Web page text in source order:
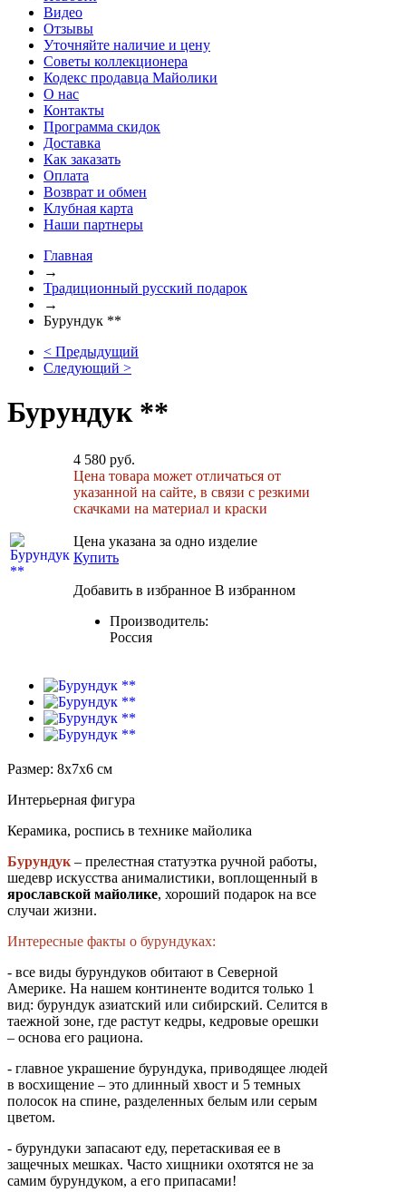
Видео
Отзывы
Уточняйте наличие и цену
Советы коллекционера
Кодекс продавца Майолики
О нас
Контакты
Программа скидок
Доставка
Как заказать
Оплата
Возврат и обмен
Клубная карта
Наши партнеры
Главная
→
Традиционный русский подарок
→
Бурундук **
< Предыдущий
Следующий >
Бурундук **
4 580 руб.
Цена товара может отличаться от
указанной на сайте, в связи с резкими
скачками на материал и краски
Цена указана за одно изделие
Купить
Добавить в избранное В избранном
Производитель:
Россия
Размер: 8х7х6 см
Интерьерная фигура
Керамика, роспись в технике майолика
Бурундук – прелестная статуэтка ручной работы,
шедевр искусства анималистики, воплощенный в
ярославской майолике, хороший подарок на все
случаи жизни.
Интересные факты о бурундуках:
- все виды бурундуков обитают в Северной
Америке. На нашем континенте водится только 1
вид: бурундук азиатский или сибирский. Селится в
таежной зоне, где растут кедры, кедровые орешки
– основа его рациона.
- главное украшение бурундука, приводящее людей
в восхищение – это длинный хвост и 5 темных
полосок на спине, разделенных белым или серым
цветом.
- бурундуки запасают еду, перетаскивая ее в
защечных мешках. Часто хищники охотятся не за
самим бурундуком, а его припасами!